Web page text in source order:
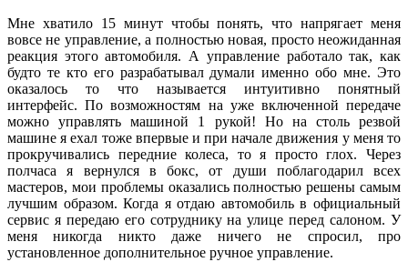
Мне хватило 15 минут чтобы понять, что напрягает меня
вовсе не управление, а полностью новая, просто неожиданная
реакция этого автомобиля. А управление работало так, как
будто те кто его разрабатывал думали именно обо мне. Это
оказалось то что называется интуитивно понятный
интерфейс. По возможностям на уже включенной передаче
можно управлять машиной 1 рукой! Но на столь резвой
машине я ехал тоже впервые и при начале движения у меня то
прокручивались передние колеса, то я просто глох. Через
полчаса я вернулся в бокс, от души поблагодарил всех
мастеров, мои проблемы оказались полностью решены самым
лучшим образом. Когда я отдаю автомобиль в официальный
сервис я передаю его сотруднику на улице перед салоном. У
меня никогда никто даже ничего не спросил, про
установленное дополнительное ручное управление.